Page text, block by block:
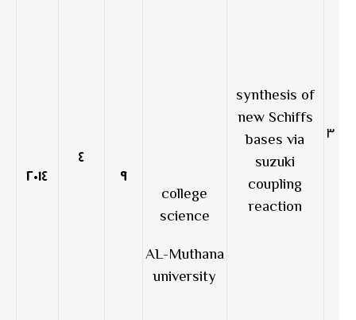
٣
synthesis of
new Schiffs
bases via
suzuki
coupling
reaction
college
science
AL-Muthana
university
٩
٤
٢٠١٤